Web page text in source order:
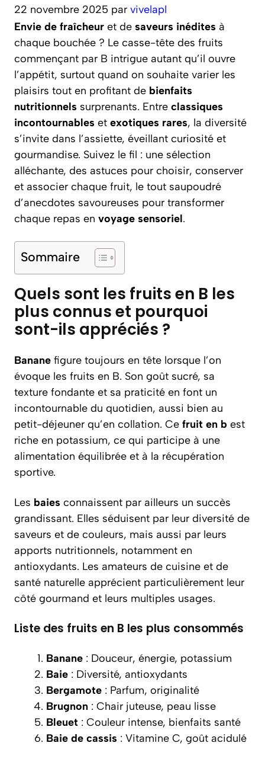
22 novembre 2025 par vivelapl
Envie de fraîcheur et de saveurs inédites à
chaque bouchée ? Le casse-tête des fruits
commençant par B intrigue autant qu’il ouvre
l’appétit, surtout quand on souhaite varier les
plaisirs tout en profitant de bienfaits
nutritionnels surprenants. Entre classiques
incontournables et exotiques rares, la diversité
s’invite dans l’assiette, éveillant curiosité et
gourmandise. Suivez le fil : une sélection
alléchante, des astuces pour choisir, conserver
et associer chaque fruit, le tout saupoudré
d’anecdotes savoureuses pour transformer
chaque repas en voyage sensoriel.
Sommaire
Quels sont les fruits en B les
plus connus et pourquoi
sont-ils appréciés ?
Banane figure toujours en tête lorsque l’on
évoque les fruits en B. Son goût sucré, sa
texture fondante et sa praticité en font un
incontournable du quotidien, aussi bien au
petit-déjeuner qu’en collation. Ce fruit en b est
riche en potassium, ce qui participe à une
alimentation équilibrée et à la récupération
sportive.
Les baies connaissent par ailleurs un succès
grandissant. Elles séduisent par leur diversité de
saveurs et de couleurs, mais aussi par leurs
apports nutritionnels, notamment en
antioxydants. Les amateurs de cuisine et de
santé naturelle apprécient particulièrement leur
côté gourmand et leurs multiples usages.
Liste des fruits en B les plus consommés
Banane : Douceur, énergie, potassium
Baie : Diversité, antioxydants
Bergamote : Parfum, originalité
Brugnon : Chair juteuse, peau lisse
Bleuet : Couleur intense, bienfaits santé
Baie de cassis : Vitamine C, goût acidulé